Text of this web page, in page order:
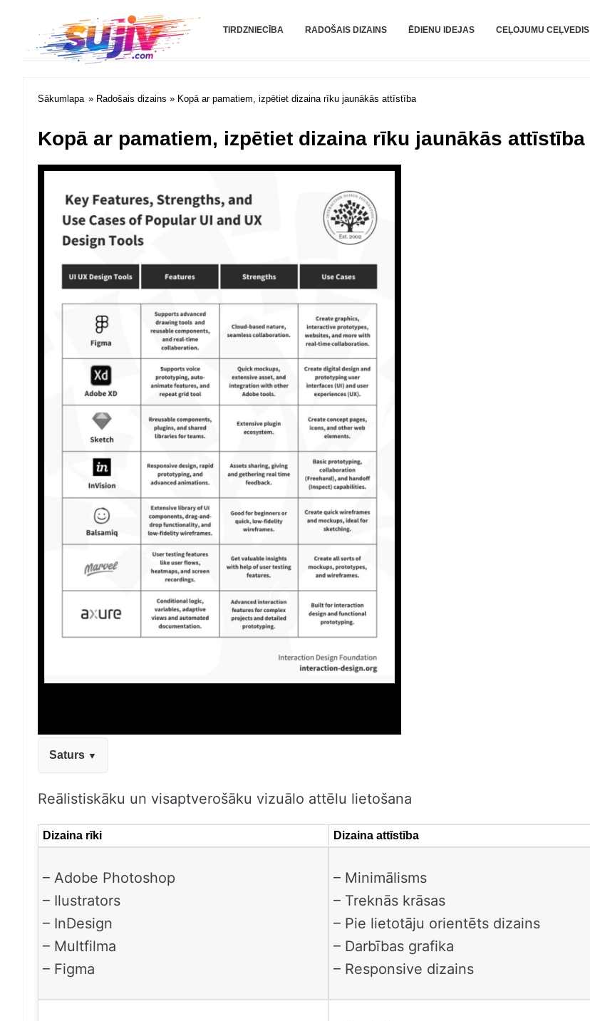
Sujiv.com
TIRDZNIECĪBA RADOŠAIS DIZAINS ĒDIENU IDEJAS CEĻOJUMU CEĻVEDIS
Sākumlapa » Radošais dizains » Kopā ar pamatiem, izpētiet dizaina rīku jaunākās attīstība
Kopā ar pamatiem, izpētiet dizaina rīku jaunākās attīstība
Saturs
Reālistiskāku un visaptverošāku vizuālo attēlu lietošana
Dizaina rīki Dizaina attīstība
– Adobe Photoshop
– Ilustrators
– InDesign
– Multfilma
– Figma
– Minimālisms
– Treknās krāsas
– Pie lietotāju orientēts dizains
– Darbības grafika
– Responsive dizains